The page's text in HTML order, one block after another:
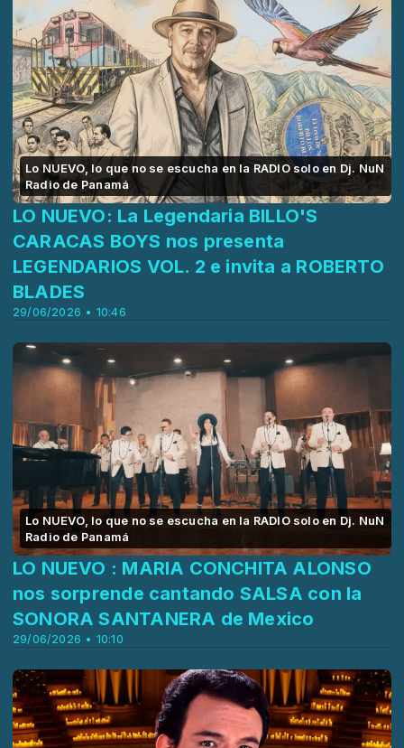
Lo NUEVO, lo que no se escucha en la RADIO solo en Dj. NuN
Radio de Panamá
29/06/2026 • 10:46
LO NUEVO: La Legendaria BILLO'S
CARACAS BOYS nos presenta
LEGENDARIOS VOL. 2 e invita a ROBERTO
BLADES
Lo NUEVO, lo que no se escucha en la RADIO solo en Dj. NuN
Radio de Panamá
29/06/2026 • 10:10
LO NUEVO : MARIA CONCHITA ALONSO
nos sorprende cantando SALSA con la
SONORA SANTANERA de Mexico